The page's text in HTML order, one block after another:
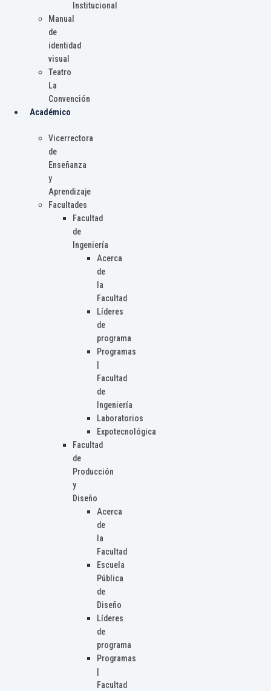
Institucional
Manual
de
identidad
visual
Teatro
La
Convención
Académico
Vicerrectora
de
Enseñanza
y
Aprendizaje
Facultades
Facultad
de
Ingeniería
Acerca
de
la
Facultad
Líderes
de
programa
Programas
Facultad
de
Ingeniería
Laboratorios
Expotecnológica
Facultad
de
Producción
y
Diseño
Acerca
de
la
Facultad
Escuela
Pública
de
Diseño
Líderes
de
programa
Programas
Facultad